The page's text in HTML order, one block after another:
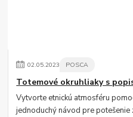
02.05.2023 POSCA
Totemové okruhliaky s
Vytvorte etnickú atmosféru
jednoduchý návod pre